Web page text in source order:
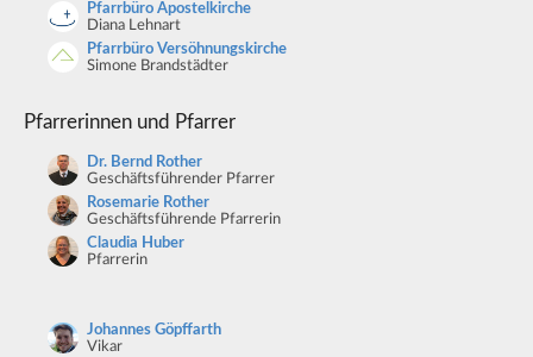
Pfarrbüro Apostelkirche
Diana Lehnart
Pfarrbüro Versöhnungskirche
Simone Brandstädter
Pfarrerinnen und Pfarrer
Dr. Bernd Rother
Geschäftsführender Pfarrer
Rosemarie Rother
Geschäftsführende Pfarrerin
Claudia Huber
Pfarrerin
Johannes Göpffarth
Vikar